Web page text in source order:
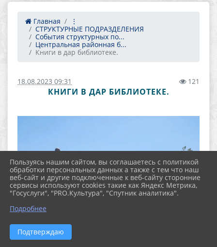
Главная
⋮
СТРУКТУРНЫЕ ПОДРАЗДЕЛЕНИЯ
События структурных по...
Центральная районная б...
Книги в дар библиотеке.
18.08.2023 09:31 121
КНИГИ В ДАР БИБЛИОТЕКЕ.
Пользуясь нашим сайтом, вы соглашаетесь с политикой
обработки персональных данных а также с тем что наш
веб-сайт и другие подключенные к веб-сайту сторонние
сервисы используют cookies такие как Яндекс Метрика,
"Госуслуги", "PRO.Культура", "Спутник аналитика".
Подробнее
Подтверждаю